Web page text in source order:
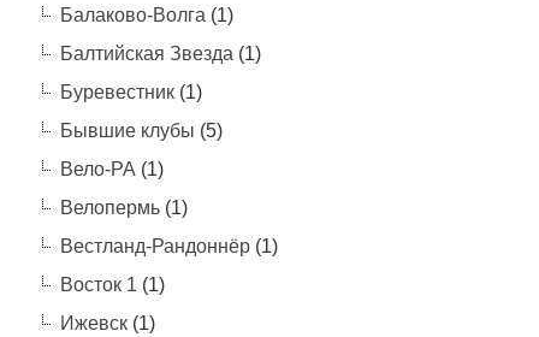
Балаково-Волга (1)
Балтийская Звезда (1)
Буревестник(1)
Бывшие клубы (5)
Вело-РА (1)
Велопермь(1)
Вестланд-Рандоннёр(1)
Восток 1 (1)
Ижевск(1)